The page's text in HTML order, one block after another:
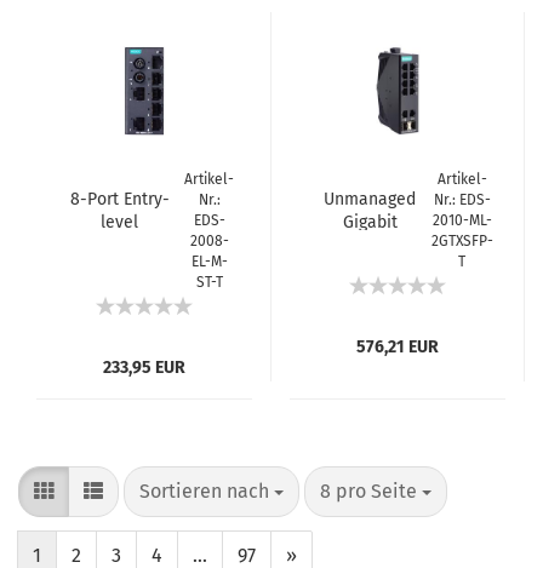
8-Port Entry-
level
mode port, ST, -4
Artikel-
Nr.:
EDS-
2008-
EL-M-
ST-T
233,95 EUR
Unmanaged
Gigabit
10/100BaseT(X)
10/100/1000Bas
Artikel-
Nr.: EDS-
2010-ML-
2GTXSFP-
T
576,21 EUR
Sortieren nach 8 pro Seite
1 2 3 4 ... 97 »